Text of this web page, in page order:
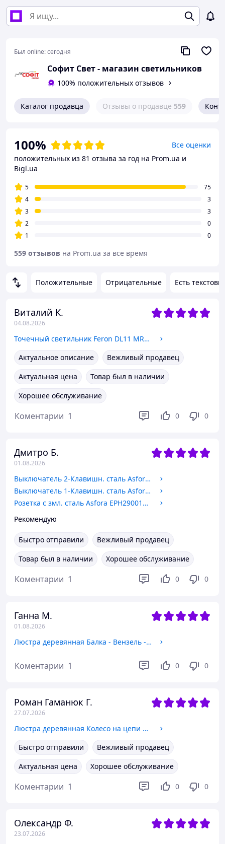
Был online:сегодня
Софит Свет - магазин светильников
100% положительных отзывов
Каталог продавца Отзывы о продавце 559
Положительные Отрицательные Есть
Виталий К.
04.08.2026
Точечный светильник Feron DL11 MR16 Белый
Актуальное описание
Вежливый продавец
Актуальная цена
Товар был в наличии
Хорошее обслуживание
Коментарии 1 0 0
Дмитро Б.
01.08.2026
Выключатель 2-Клавишн. сталь Asfora EPH0300162 Schneider Electric
Выключатель 1-Клавишн. сталь Asfora EPH0200162 двухполюсный Schneider Electric
Розетка с змл. сталь Asfora EPH2900162 Schneider Electric
Рекомендую
Быстро отправили
Вежливый продавец
Товар был в наличии
Хорошее обслуживание
Коментарии 1 0 0
Ганна М.
01.08.2026
Люстра деревянная Балка - Вензель - Фонарь на цепи 6 лампы, дерево состаренное - масло, плафон метал. фонарь, D-49см, ФС 031
Коментарии 1 0 0
Роман Гаманюк Г.
27.07.2026
Люстра деревянная Колесо на цепи 6 ламп, дерево венге, металл патина бронза, D-60см, ФС 070
Быстро отправили
Вежливый продавец
Актуальная цена
Хорошее обслуживание
Коментарии 1 0 0
Олександр Ф.
23.07.2026
100%
Все оценки
положительных из 81 отзыва за год на Prom.ua и
Bigl.ua
5
75
4
3
3
3
2
0
1
0
559 отзывов на Prom.ua за все время